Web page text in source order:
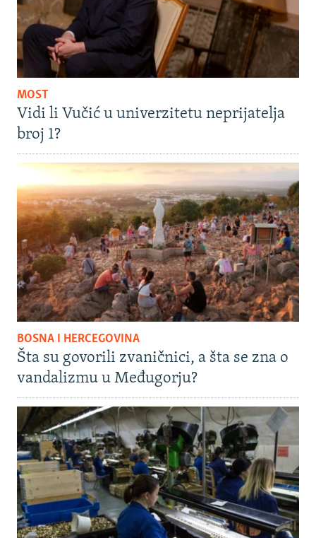
MOST
Vidi li Vučić u univerzitetu neprijatelja
broj 1?
BOSNA I HERCEGOVINA
Šta su govorili zvaničnici, a šta se zna o
vandalizmu u Međugorju?